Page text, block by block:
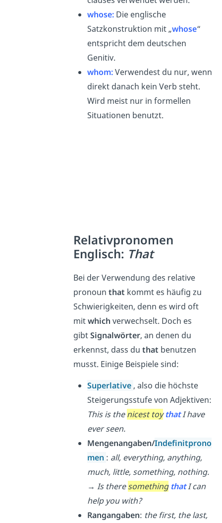
whose:Die englische
Satzkonstruktion mit „whose“
entspricht dem deutschen
Genitiv.
whom:Verwendest du nur, wenn
direkt danach kein Verb steht.
Wird meist nur in formellen
Situationen benutzt.
Relativpronomen
Englisch: That
Bei der Verwendung des relative
pronoun that kommt es häufig zu
Schwierigkeiten, denn es wird oft
mitwhich verwechselt. Doch es
gibtSignalwörter, an denen du
erkennst, dass du that benutzen
musst. Einige Beispiele sind:
Superlative , also die höchste
Steigerungsstufe von Adjektiven:
This is thenicest toy thatI have
ever seen.
Mengenangaben/Indefinitprono
men : all, everything, anything,
much, little, something, nothing.
→ Is theresomething thatI can
help you with?
Rangangaben: the first, the last,